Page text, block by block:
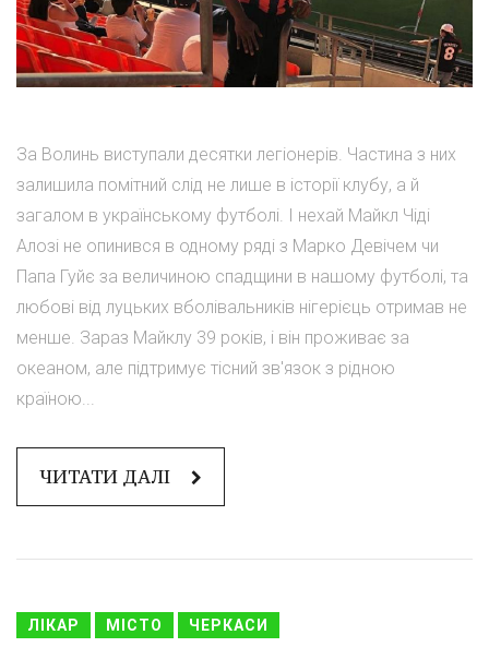
За Волинь виступали десятки легіонерів. Частина з них
залишила помітний слід не лише в історії клубу, а й
загалом в українському футболі. І нехай Майкл Чіді
Алозі не опинився в одному ряді з Марко Девічем чи
Папа Гуйє за величиною спадщини в нашому футболі, та
любові від луцьких вболівальників нігерієць отримав не
менше. Зараз Майклу 39 років, і він проживає за
океаном, але підтримує тісний зв'язок з рідною
країною...
ЧИТАТИ ДАЛІ
ЛІКАР МІСТО ЧЕРКАСИ